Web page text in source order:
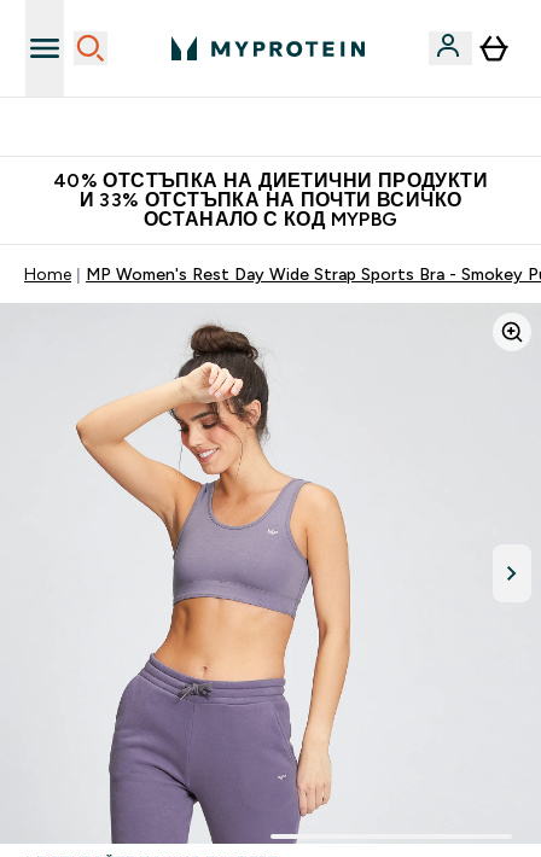
40% ОТСТЪПКА НА ДИЕТИЧНИ ПРОДУКТИ
И 33% ОТСТЪПКА НА ПОЧТИ ВСИЧКО
ОСТАНАЛО С КОД MYPBG
Home MP Women's Rest Day Wide Strap Sports Bra - Smokey